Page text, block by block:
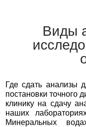
Виды
Где сдать анализы
постановки точного
клинику на сдачу
наших
Минеральных